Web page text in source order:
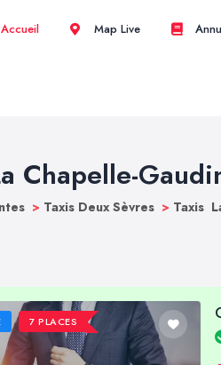
Accueil Map Live
Chapelle-
> Taxis Deux Sèvres > Taxis
7 PLACES